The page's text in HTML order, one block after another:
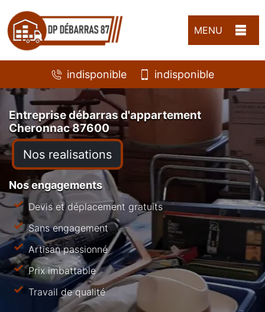
MENU
indisponible indisponible
Entreprise débarras d'appartement
Cheronnac 87600
Nos realisations
Nos engagements
Devis et déplacement gratuits
Sans engagement
Artisan passionné
Prix imbattable
Travail de qualité